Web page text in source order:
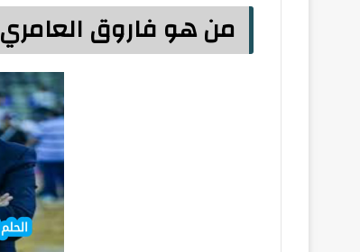
من هو فاروق العامري